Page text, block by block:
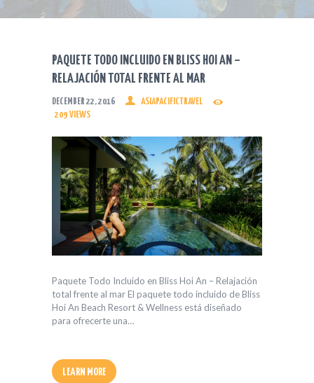
PAQUETE TODO INCLUIDO EN BLISS HOI AN –
RELAJACIÓN TOTAL FRENTE AL MAR
DECEMBER 22, 2016
ASIAPACIFICTRAVEL
209 VIEWS
Paquete Todo Incluido en Bliss Hoi An – Relajación
total frente al mar El paquete todo incluido de Bliss
Hoi An Beach Resort & Wellness está diseñado
para ofrecerte una…
LEARN MORE